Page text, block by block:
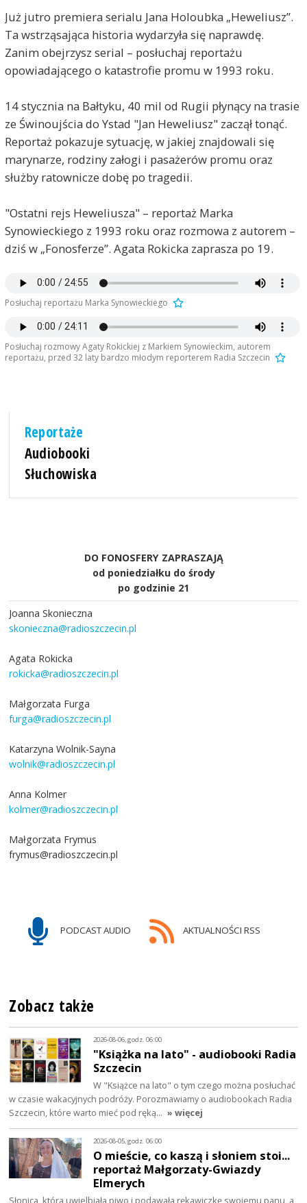
Już jutro premiera serialu Jana Holoubka „Heweliusz”.
Ta wstrząsająca historia wydarzyła się naprawdę.
Zanim obejrzysz serial – posłuchaj reportażu
opowiadającego o katastrofie promu w 1993 roku.
14 stycznia na Bałtyku, 40 mil od Rugii płynący na trasie
ze Świnoujścia do Ystad "Jan Heweliusz" zaczął tonąć.
Reportaż pokazuje sytuację, w jakiej znajdowali się
marynarze, rodziny załogi i pasażerów promu oraz
służby ratownicze dobę po tragedii.
"Ostatni rejs Heweliusza" – reportaż Marka
Synowieckiego z 1993 roku oraz rozmowa z autorem –
dziś w „Fonosferze”. Agata Rokicka zaprasza po 19.
Posłuchaj reportażu Marka Synowieckiego
Posłuchaj rozmowy Agaty Rokickiej z Markiem Synowieckim, autorem
reportażu, przed 32 laty bardzo młodym reporterem Radia Szczecin
Reportaże
Audiobooki
Słuchowiska
DO FONOSFERY ZAPRASZAJĄ
od poniedziałku do środy
po godzinie 21
Joanna Skonieczna
skonieczna@radioszczecin.pl
Agata Rokicka
rokicka@radioszczecin.pl
Małgorzata Furga
furga@radioszczecin.pl
Katarzyna Wolnik-Sayna
wolnik@radioszczecin.pl
Anna Kolmer
kolmer@radioszczecin.pl
Małgorzata Frymus
frymus@radioszczecin.pl
PODCAST AUDIO AKTUALNOŚCI RSS
Zobacz także
2026-08-06, godz. 06:00
"Książka na lato" - audiobooki Radia
Szczecin
W "Książce na lato" o tym czego można posłuchać
w czasie wakacyjnych podróży. Porozmawiamy o audiobookach Radia
Szczecin, które warto mieć pod ręką… » więcej
2026-08-05, godz. 06:00
O mieście, co kaszą i słoniem stoi...
reportaż Małgorzaty-Gwiazdy
Elmerych
Słonica, która uwielbiała piwo i podawała rękawiczkę swojemu panu, a